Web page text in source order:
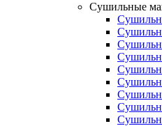
Сушильные